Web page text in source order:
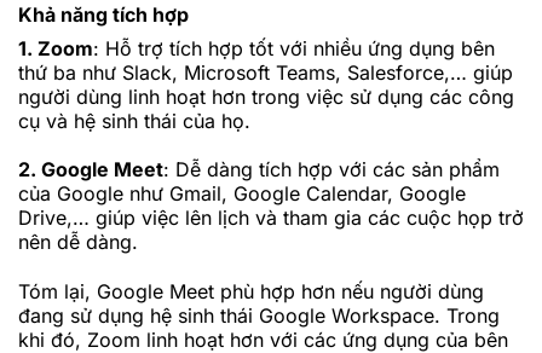
Khả năng tích hợp
1. Zoom: Hỗ trợ tích hợp tốt với nhiều ứng dụng bên
thứ ba như Slack, Microsoft Teams, Salesforce,… giúp
người dùng linh hoạt hơn trong việc sử dụng các công
cụ và hệ sinh thái của họ.
2. Google Meet: Dễ dàng tích hợp với các sản phẩm
của Google như Gmail, Google Calendar, Google
Drive,… giúp việc lên lịch và tham gia các cuộc họp trở
nên dễ dàng.
Tóm lại, Google Meet phù hợp hơn nếu người dùng
đang sử dụng hệ sinh thái Google Workspace. Trong
khi đó, Zoom linh hoạt hơn với các ứng dụng của bên